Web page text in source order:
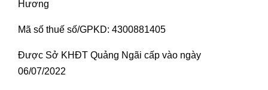
Hương
Mã số thuế số/GPKD: 4300881405
Được Sở KHĐT Quảng Ngãi cấp vào ngày
06/07/2022